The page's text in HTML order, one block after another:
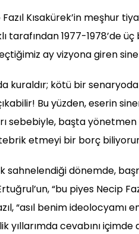
Kısakürek’in meşhur
tarafından 1977-1978’de
ay vizyona giren
kuraldır; kötü bir
Bu yüzden, eserin
sebebiyle, başta
etmeyi bir borç
sahnelendiği dönemde,
“bu piyes Necip
“asıl benim ideolocyamı
yıllarımda cevabını